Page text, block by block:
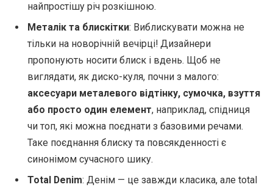
найпростішу річ розкішною.
Металік та блискітки: Виблискувати можна не
тільки на новорічній вечірці! Дизайнери
пропонують носити блиск і вдень. Щоб не
виглядати, як диско-куля, почни з малого:
аксесуари металевого відтінку, сумочка, взуття
або просто один елемент, наприклад, спідниця
чи топ, які можна поєднати з базовими речами.
Таке поєднання блиску та повсякденності є
синонімом сучасного шику.
Total Denim: Денім — це завжди класика, але total